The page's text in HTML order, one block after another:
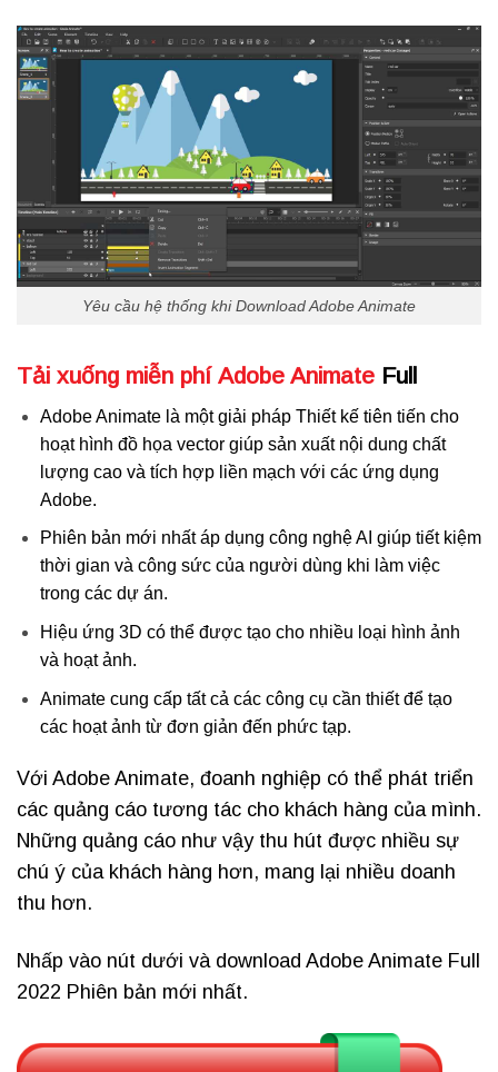
Yêu cầu hệ thống khi Download Adobe Animate
Tải xuống miễn phí Adobe Animate Full
Adobe Animate là một giải pháp Thiết kế tiên tiến cho
hoạt hình đồ họa vector giúp sản xuất nội dung chất
lượng cao và tích hợp liền mạch với các ứng dụng
Adobe.
Phiên bản mới nhất áp dụng công nghệ AI giúp tiết kiệm
thời gian và công sức của người dùng khi làm việc
trong các dự án.
Hiệu ứng 3D có thể được tạo cho nhiều loại hình ảnh
và hoạt ảnh.
Animate cung cấp tất cả các công cụ cần thiết để tạo
các hoạt ảnh từ đơn giản đến phức tạp.
Với Adobe Animate, đoanh nghiệp có thể phát triển
các quảng cáo tương tác cho khách hàng của mình.
Những quảng cáo như vậy thu hút được nhiều sự
chú ý của khách hàng hơn, mang lại nhiều doanh
thu hơn.
Nhấp vào nút dưới và download Adobe Animate Full
2022 Phiên bản mới nhất.